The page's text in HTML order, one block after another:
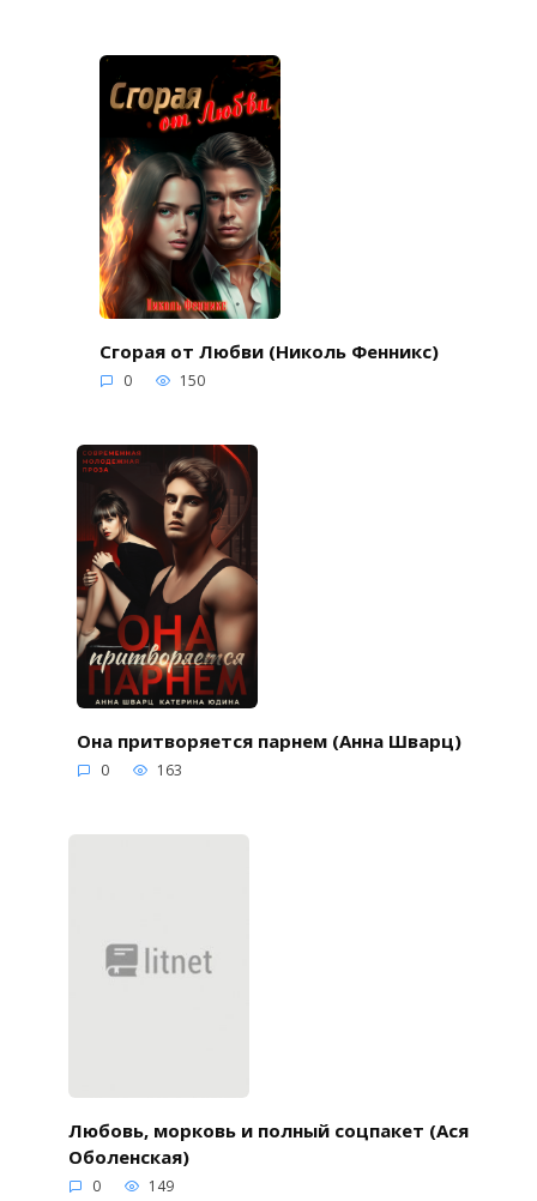
Сгорая от Любви (Николь Фенникс)
0 150
Она притворяется парнем (Анна Шварц)
0 163
Любовь, морковь и полный соцпакет (Ася
Оболенская)
0 149